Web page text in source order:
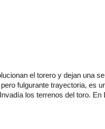
el torero y dejan una
fulgurante trayectoria, es
los terrenos del toro. En